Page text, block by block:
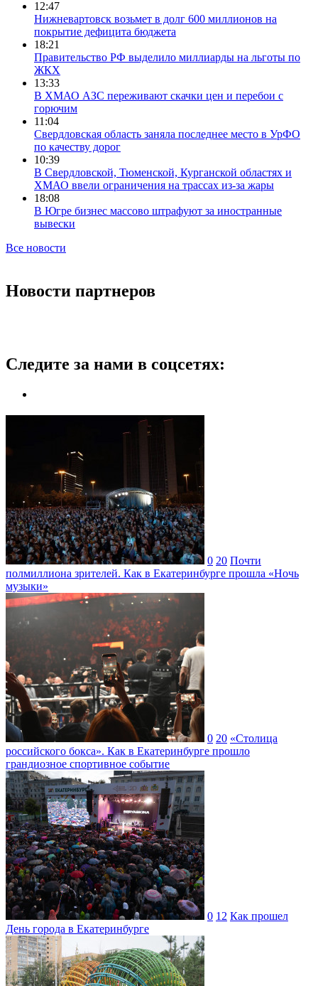
12:47
Нижневартовск возьмет в долг 600 миллионов на
покрытие дефицита бюджета
18:21
Правительство РФ выделило миллиарды на льготы по
ЖКХ
13:33
В ХМАО АЗС переживают скачки цен и перебои с
горючим
11:04
Свердловская область заняла последнее место в УрФО
по качеству дорог
10:39
В Свердловской, Тюменской, Курганской областях и
ХМАО ввели ограничения на трассах из-за жары
18:08
В Югре бизнес массово штрафуют за иностранные
вывески
Все новости
Новости партнеров
Следите за нами в соцсетях:
0 20 Почти
полмиллиона зрителей. Как в Екатеринбурге прошла «Ночь
музыки»
0 20 «Столица
российского бокса». Как в Екатеринбурге прошло
грандиозное спортивное событие
0 12 Как прошел
День города в Екатеринбурге